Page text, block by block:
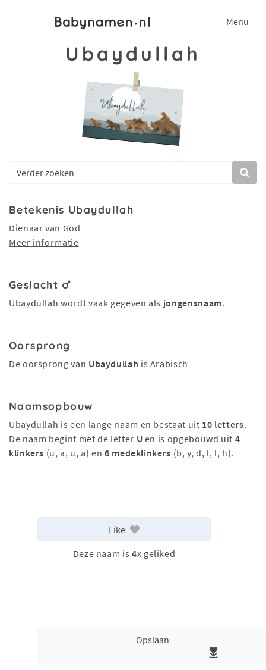
Menu
Ubaydullah
Betekenis Ubaydullah
Dienaar van God
Meer informatie
Geslacht
Ubaydullah wordt vaak gegeven als jongensnaam.
Oorsprong
De oorsprong van Ubaydullah is Arabisch
Naamsopbouw
Ubaydullah is een lange naam en bestaat uit 10 letters.
De naam begint met de letter U en is opgebouwd uit 4
klinkers (u, a, u, a) en6 medeklinkers (b, y, d, l, l, h).
Like
Deze naam is 4x geliked
Opslaan